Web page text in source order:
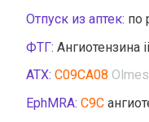
Отпуск из аптек: по
ФТГ: Ангиотензина
АТХ: C09CA08
EphMRA: C9C